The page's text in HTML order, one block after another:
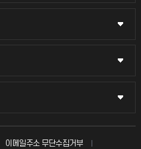
이메일주소 무단수집거부